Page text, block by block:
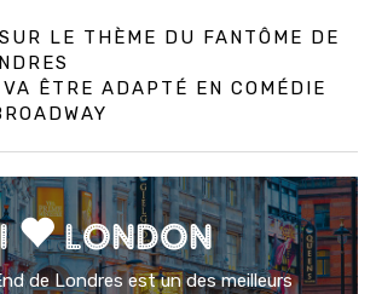
LE THÈME DU FANTÔME DE
ÊTRE ADAPTÉ EN COMÉDIE
LONDON
de Londres est un des meilleurs